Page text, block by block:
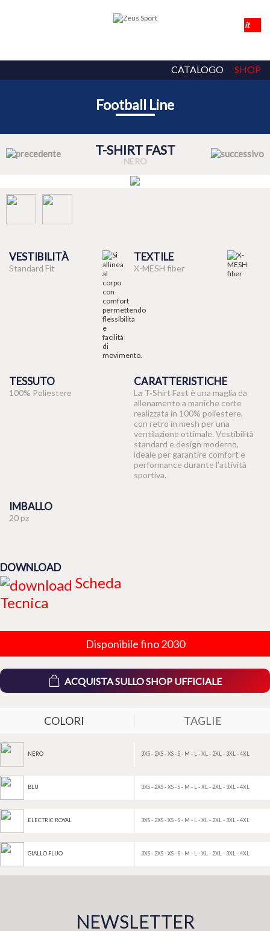
CATALOGO SHOP
Football Line
T-SHIRT FAST
NERO
VESTIBILITÀ
Standard Fit
TEXTILE
X-MESH fiber
TESSUTO
100% Poliestere
CARATTERISTICHE
La T-Shirt Fast è una maglia da
allenamento a maniche corte
realizzata in 100% poliestere,
con retro in mesh per una
ventilazione ottimale. Vestibilità
standard e design moderno,
ideale per garantire comfort e
performance durante l’attività
sportiva.
IMBALLO
20 pz
DOWNLOAD
Scheda
Tecnica
Disponibile fino 2030
ACQUISTA SULLO SHOP UFFICIALE
COLORI TAGLIE
NERO 3XS - 2XS - XS - S - M - L - XL - 2XL - 3XL - 4XL
BLU 3XS - 2XS - XS - S - M - L - XL - 2XL - 3XL - 4XL
ELECTRIC ROYAL 3XS - 2XS - XS - S - M - L - XL - 2XL - 3XL - 4XL
GIALLO FLUO 3XS - 2XS - XS - S - M - L - XL - 2XL - 3XL - 4XL
NEWSLETTER